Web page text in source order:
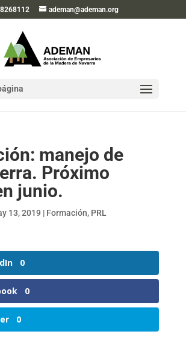
ademan@ademan.org
manejo de
Próximo
junio.
13, 2019 | Formación, PRL
0
0
0